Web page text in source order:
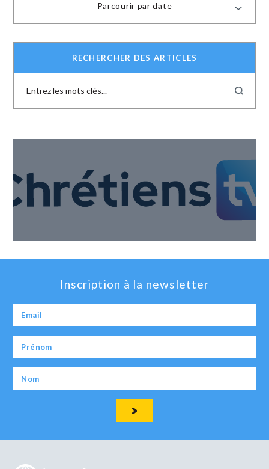
Parcourir par date
RECHERCHER DES ARTICLES
Inscription à la newsletter